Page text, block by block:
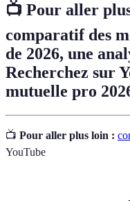
📺 Pour aller
comparatif des
de 2026, une
Recherchez sur
mutuelle pro
📺 Pour aller plus loin :
YouTube